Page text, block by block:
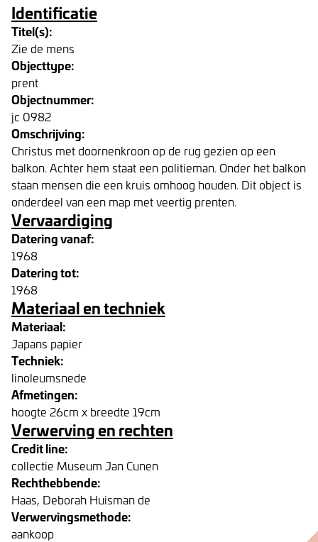
Identificatie
Titel(s):
Zie de mens
Objecttype:
prent
Objectnummer:
jc 0982
Omschrijving:
Christus met doornenkroon op de rug gezien op een
balkon. Achter hem staat een politieman. Onder het balkon
staan mensen die een kruis omhoog houden. Dit object is
onderdeel van een map met veertig prenten.
Vervaardiging
Datering vanaf:
1968
Datering tot:
1968
Materiaal en techniek
Materiaal:
Japans papier
Techniek:
linoleumsnede
Afmetingen:
hoogte 26cm x breedte 19cm
Verwerving en rechten
Credit line:
collectie Museum Jan Cunen
Rechthebbende:
Haas, Deborah Huisman de
Verwervingsmethode:
aankoop